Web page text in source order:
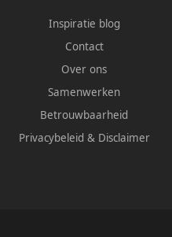
Inspiratie blog
Contact
Over ons
Samenwerken
Betrouwbaarheid
Privacybeleid & Disclaimer